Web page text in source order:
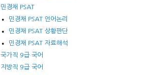
민경채 PSAT
민경채 PSAT 언어논리
민경채 PSAT 상황판단
민경채 PSAT 자료해석
국가직 9급 국어
지방직 9급 국어